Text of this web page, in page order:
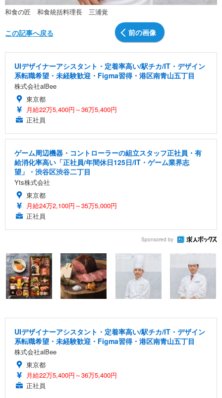
和食の匠 和食統括料理長 三浦覚
前の画像
この記事へ戻る
UIデザイナーアシスタント・定着率高い/駅チカ/IT・デザイン
系転職希望・未経験歓迎・Figma習得・港区南青山五丁目
株式会社alBee
東京都
月給22万5,400円～36万5,400円
正社員
ゲーム周辺機器・コントローラーの組立スタッフ正社員・有
給消化率高い「正社員/年間休日125日/IT・ゲーム業界志
望」・渋谷区渋谷二丁目
Yts株式会社
東京都
月給24万2,100円～35万5,000円
正社員
Sponsored by
UIデザイナーアシスタント・定着率高い/駅チカ/IT・デザイン
系転職希望・未経験歓迎・Figma習得・港区南青山五丁目
株式会社alBee
東京都
月給22万5,400円～36万5,400円
正社員